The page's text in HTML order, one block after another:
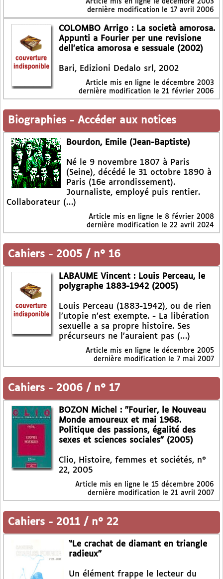
dernière modification le 17 avril 2006
COLOMBO Arrigo : La società amorosa.
Appunti a Fourier per une revisione
dell’etica amorosa e sessuale (2002)
Bari, Edizioni Dedalo srl, 2002
Article mis en ligne le décembre 2003
dernière modification le 21 février 2006
Biographies - Accéder aux notices
Bourdon, Emile (Jean-Baptiste)
Né le 9 novembre 1807 à Paris
(Seine), décédé le 31 octobre 1890 à
Paris (16e arrondissement).
Journaliste, employé puis rentier.
Collaborateur (…)
Article mis en ligne le 8 février 2008
dernière modification le 22 avril 2024
Cahiers - 2005 / n° 16
LABAUME Vincent : Louis Perceau, le
polygraphe 1883-1942 (2005)
Louis Perceau (1883-1942), ou de rien
l’utopie n’est exempte. - La libération
sexuelle a sa propre histoire. Ses
précurseurs ne l’auraient pas (…)
Article mis en ligne le décembre 2005
dernière modification le 7 mai 2007
Cahiers - 2006 / n° 17
BOZON Michel : "Fourier, le Nouveau
Monde amoureux et mai 1968.
Politique des passions, égalité des
sexes et sciences sociales" (2005)
Clio, Histoire, femmes et sociétés, n°
22, 2005
Article mis en ligne le 15 décembre 2006
dernière modification le 21 avril 2007
Cahiers - 2011 / n° 22
“Le crachat de diamant en triangle
radieux”
Un élément frappe le lecteur du